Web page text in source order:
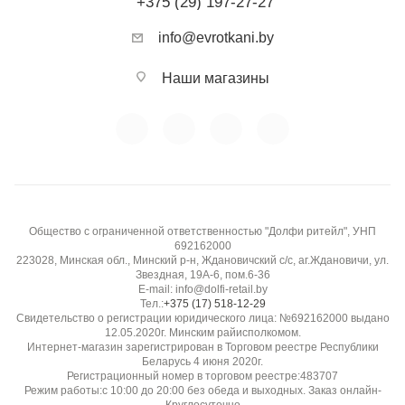
info@evrotkani.by
Наши магазины
Общество с ограниченной ответственностью "Долфи ритейл", УНП
692162000
223028, Минская обл., Минский р-н, Ждановичский с/с, аг.Ждановичи, ул.
Звездная, 19А-6, пом.6-36
E-mail: info@dolfi-retail.by
Тел.:+375 (17) 518-12-29
Свидетельство о регистрации юридического лица: №692162000 выдано
12.05.2020г. Минским райисполкомом.
Интернет-магазин зарегистрирован в Торговом реестре Республики
Беларусь 4 июня 2020г.
Регистрационный номер в торговом реестре:483707
Режим работы:с 10:00 до 20:00 без обеда и выходных. Заказ онлайн-